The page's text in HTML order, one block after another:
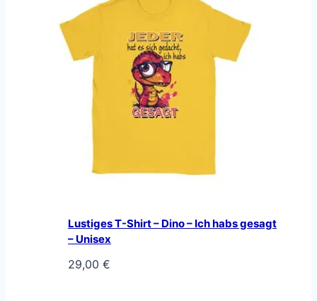
Lustiges T-Shirt – Dino – Ich habs gesagt
– Unisex
29,00 €